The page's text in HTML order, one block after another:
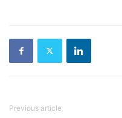
Previous article